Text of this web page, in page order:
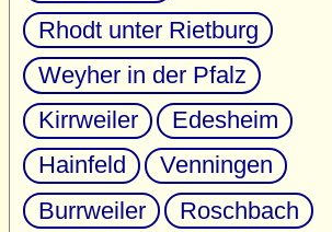
Rhodt unter Rietburg
Weyher in der Pfalz
Kirrweiler
Edesheim
Hainfeld
Venningen
Burrweiler
Roschbach